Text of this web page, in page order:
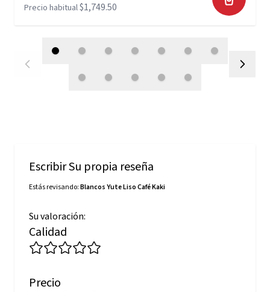
Precio habitual$1,749.50
Escribir Su propia reseña
Estás revisando:Blancos Yute Liso Café Kaki
Su valoración:
Calidad
Precio